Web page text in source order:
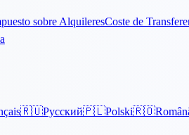
sobre AlquileresCoste de
🇷🇺Русский🇵🇱Polski🇷🇴